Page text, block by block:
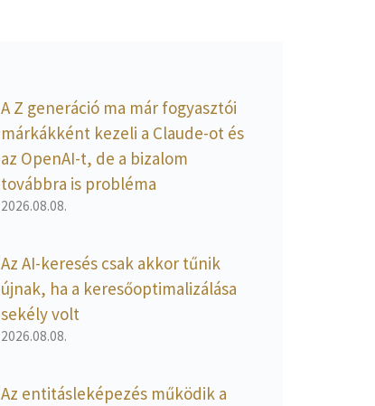
A Z generáció ma már fogyasztói
márkákként kezeli a Claude-ot és
az OpenAI-t, de a bizalom
továbbra is probléma
2026.08.08.
Az AI-keresés csak akkor tűnik
újnak, ha a keresőoptimalizálása
sekély volt
2026.08.08.
Az entitásleképezés működik a